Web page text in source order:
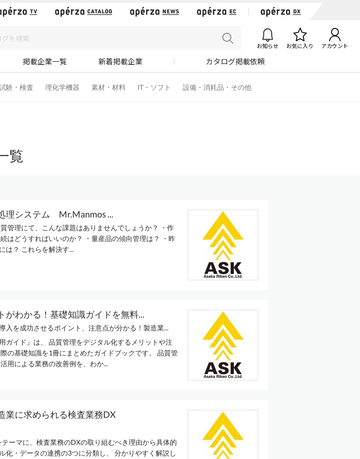
お知らせ お気に入り アカウント
掲載企業一覧 新着掲載企業 カタログ掲載依頼
験・検査 理化学機器 素材・材料 IT・ソフト 設備・消耗品・その他
覧
理システム Mr.Manmos ...
管理にて、こんな課題はありませんでしょうか？ ・作
はどうすればいいのか？ ・量産品の傾向管理は？ ・昨
は？ これらを解決す...
がわかる！基礎知識ガイドを無料...
入を成功させるポイント、注意点が分かる！製造業...
ガイド』は、 品質管理をデジタル化するメリットや注
の基礎知識を1冊にまとめたガイドブックです。 品質管
用による業務の改善例を、わか...
業に求められる検査業務DX
ーマに、検査業務のDXの取り組むべき理由から具体的
化・データの連携の3つに分類し、 分かりやすく解説し